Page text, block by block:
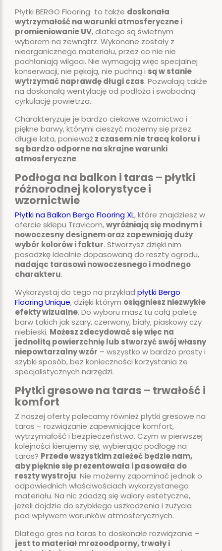
Płytki BERGO Flooring to także doskonała
wytrzymałość na warunki atmosferyczne i
promieniowanie UV, dlatego są świetnym
wyborem na zewnątrz. Wykonane zostały z
nieorganicznego materiału, przez co nie nie
pochłaniają wilgoci. Nie wymagają więc specjalnej
konserwacji, nie pękają, nie puchną i są w stanie
wytrzymać naprawdę długi czas. Pozwalają także
na doskonałą wentylację od podłoża i swobodną
cyrkulację powietrza.
Charakteryzuje je bardzo ciekawe wzornictwo i
piękne barwy, którymi cieszyć możemy się przez
długie lata, ponieważz czasem nie tracą koloru i
są bardzo odporne na skrajne warunki
atmosferyczne.
Podłoga na balkon i taras – płytki
różnorodnej kolorystyce i
wzornictwie
Płytki na Balkon Bergo Flooring XL, które znajdziesz w
ofercie sklepu Travicom,wyróżniają się modnym i
nowoczesny designem oraz zapewniają duży
wybór kolorów i faktur. Stworzysz dzięki nim
posadzkę idealnie dopasowaną do reszty ogrodu,
nadając tarasowi nowoczesnego i modnego
charakteru.
Wykorzystaj do tego na przykład płytki Bergo
Flooring Unique, dzięki którym osiągniesz niezwykłe
efekty wizualne. Do wyboru masz tu całą paletę
barw takich jak szary, czerwony, biały, piaskowy czy
niebieski. Możesz zdecydować się więc na
jednolitą powierzchnię lub stworzyć swój własny
niepowtarzalny wzór – wszystko w bardzo prosty i
szybki sposób, bez konieczności korzystania ze
specjalistycznych narzędzi.
Płytki gresowe na taras – trwałość i
komfort
Z naszej oferty polecamy również płytki gresowe na
taras – rozwiązanie zapewniające komfort,
wytrzymałość i bezpieczeństwo. Czym w pierwszej
kolejności kierujemy się, wybierając podłogę na
taras? Przede wszystkim zależeć będzie nam,
aby pięknie się prezentowała i pasowała do
reszty wystroju. Nie możemy zapominać jednak o
odpowiednich właściwościach wykorzystanego
materiału. Na nic zdadzą się walory estetyczne,
jeżeli dojdzie do szybkiego uszkodzenia i zużycia
pod wpływem warunków atmosferycznych.
Dlatego gres na taras to doskonałe rozwiązanie –
jest to materiał mrozoodporny, trwały i